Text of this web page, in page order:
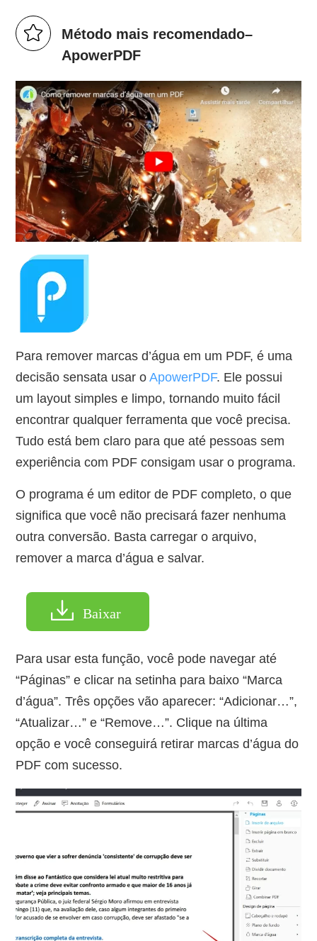
Método mais recomendado–
ApowerPDF
Para remover marcas d’água em um PDF, é uma
decisão sensata usar oApowerPDF. Ele possui
um layout simples e limpo, tornando muito fácil
encontrar qualquer ferramenta que você precisa.
Tudo está bem claro para que até pessoas sem
experiência com PDF consigam usar o programa.
O programa é um editor de PDF completo, o que
significa que você não precisará fazer nenhuma
outra conversão. Basta carregar o arquivo,
remover a marca d’água e salvar.
Baixar
Para usar esta função, você pode navegar até
“Páginas” e clicar na setinha para baixo “Marca
d’água”. Três opções vão aparecer: “Adicionar…”,
“Atualizar…” e “Remove…”. Clique na última
opção e você conseguirá retirar marcas d’água do
PDF com sucesso.